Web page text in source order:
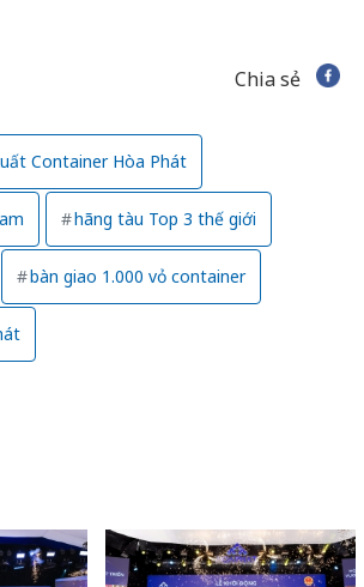
Chia sẻ
Container Hòa Phát
hãng tàu Top 3 thế giới
bàn giao 1.000 vỏ container